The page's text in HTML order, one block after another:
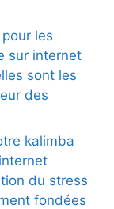
les
sur internet
sont les
des
kalimba
du stress
fondées